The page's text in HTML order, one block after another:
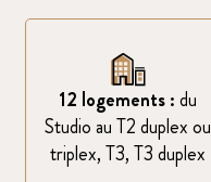
12 logements :du
Studio au T2 duplex ou
triplex, T3, T3 duplex